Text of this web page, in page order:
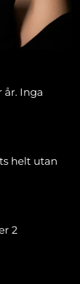
år. Inga
helt utan
2